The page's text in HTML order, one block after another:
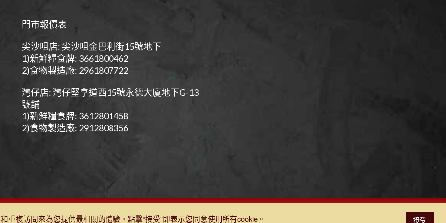
門市報價表
尖沙咀店: 尖沙咀金巴利街15號地下
1)新鮮糧食牌: 3661800462
2)食物製造廠: 2961807722
灣仔店: 灣仔堅拿道西15號永德大廈地下G-13
號舖
1)新鮮糧食牌: 3612801458
2)食物製造廠: 2912808356
|購物條款及細則|免責聲明|門市報價表|TEST
重複訪問來為您提供最相關的體驗。點擊“接受”即表示您同意使用所有cookie。 接受